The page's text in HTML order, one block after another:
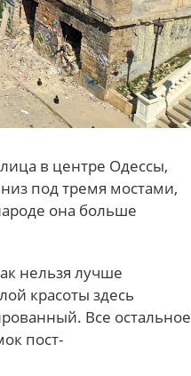
в центре Одессы,
под тремя мостами,
она больше
нельзя лучше
красоты здесь
Все остальное
пост-